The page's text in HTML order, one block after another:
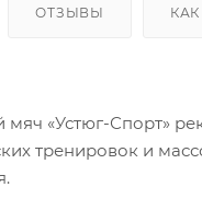
ОТЗЫВЫ
«Устюг-Спорт»
тренировок и